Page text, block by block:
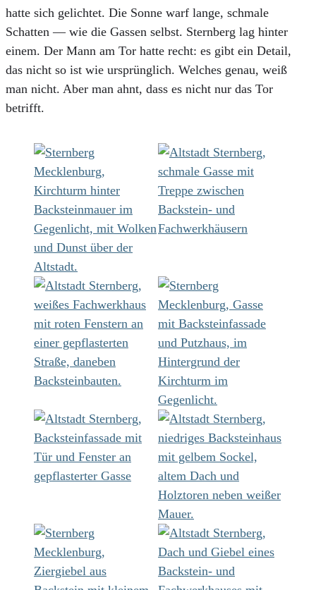
hatte sich gelichtet. Die Sonne warf lange, schmale
Schatten — wie die Gassen selbst. Sternberg lag hinter
einem. Der Mann am Tor hatte recht: es gibt ein Detail,
das nicht so ist wie ursprünglich. Welches genau, weiß
man nicht. Aber man ahnt, dass es nicht nur das Tor
betrifft.